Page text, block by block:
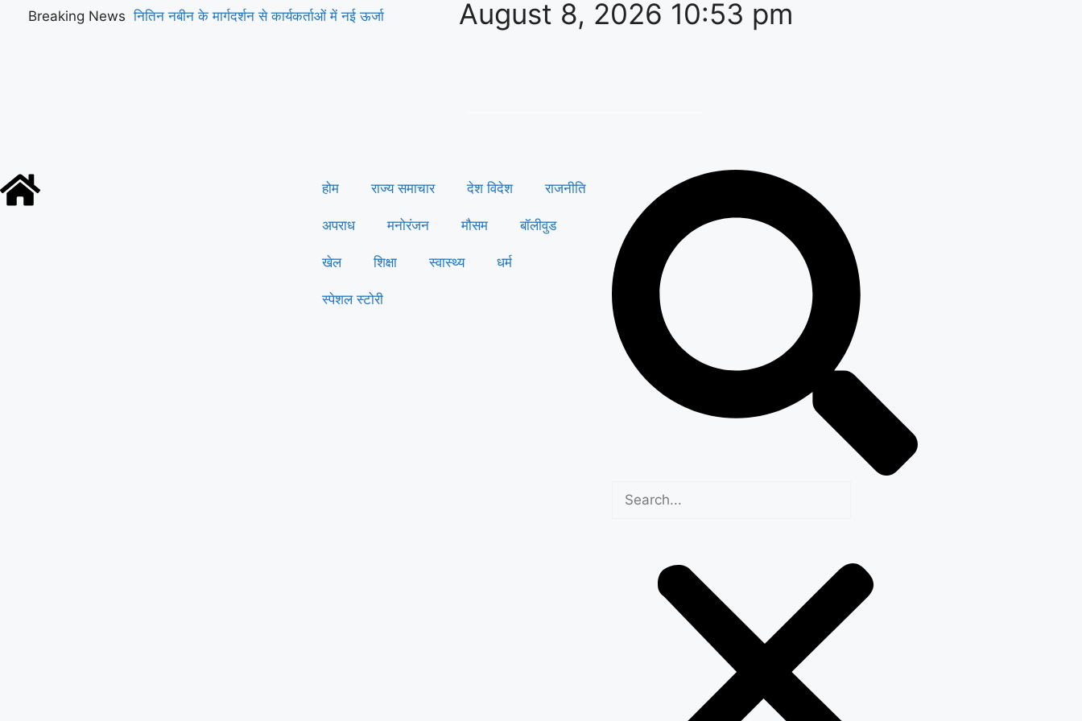
Breaking News नितिन नबीन के मार्गदर्शन से कार्यकर्ताओं में नई ऊर्जा August 8, 2026 10:53 pm
होम राज्य समाचार देश विदेश राजनीति
अपराध मनोरंजन मौसम बॉलीवुड
खेल शिक्षा स्वास्थ्य धर्म
स्पेशल स्टोरी